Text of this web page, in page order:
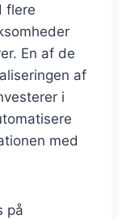
flere
En af de
af
i
med
på